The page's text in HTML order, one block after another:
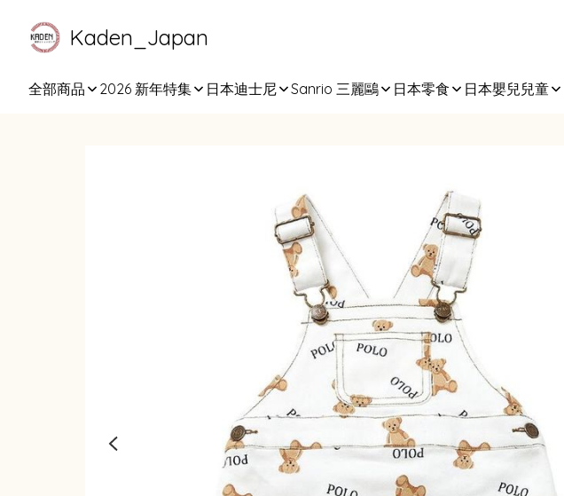
Kaden_Japan
全部商品 2026 新年特集 日本迪士尼 Sanrio 三麗鷗 日本零食 日本嬰兒兒童